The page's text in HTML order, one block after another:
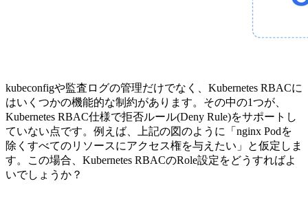
kubeconfigや監査ログの管理だけでなく、Kubernetes RBACに
はいくつかの機能的な制約があります。その中の1つが、
Kubernetes RBAC仕様で拒否ルール(Deny Rule)をサポートし
ていない点です。例えば、上記の図のように「nginx Podを
除くすべてのリソースにアクセス権を与えたい」と仮定しま
す。この場合、Kubernetes RBACのRole設定をどうすればよ
いでしょうか？